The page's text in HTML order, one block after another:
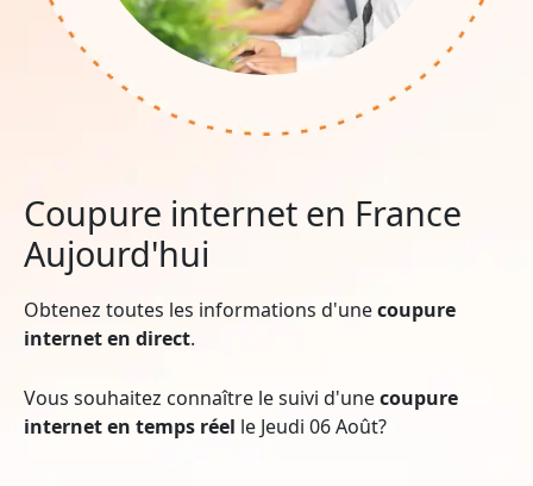
Coupure internet en France
Aujourd'hui
Obtenez toutes les informations d'unecoupure
internet en direct.
Vous souhaitez connaître le suivi d'unecoupure
internet en temps réel le Jeudi 06 Août?